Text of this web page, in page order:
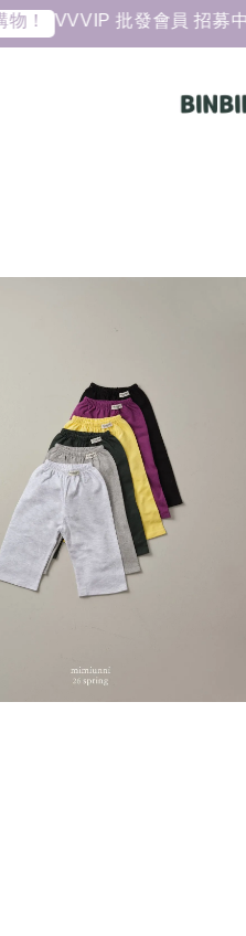
VVVIP 批發會員 招募中 我